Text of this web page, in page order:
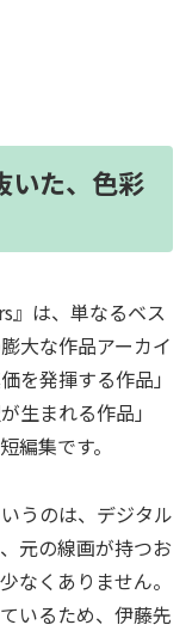
いた、色彩
』は、単なるベス
大な作品アーカイ
を発揮する作品」
生まれる作品」
編集です。
うのは、デジタル
元の線画が持つお
なくありません。
いるため、伊藤先